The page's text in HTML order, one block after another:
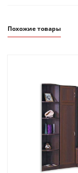
Похожие товары